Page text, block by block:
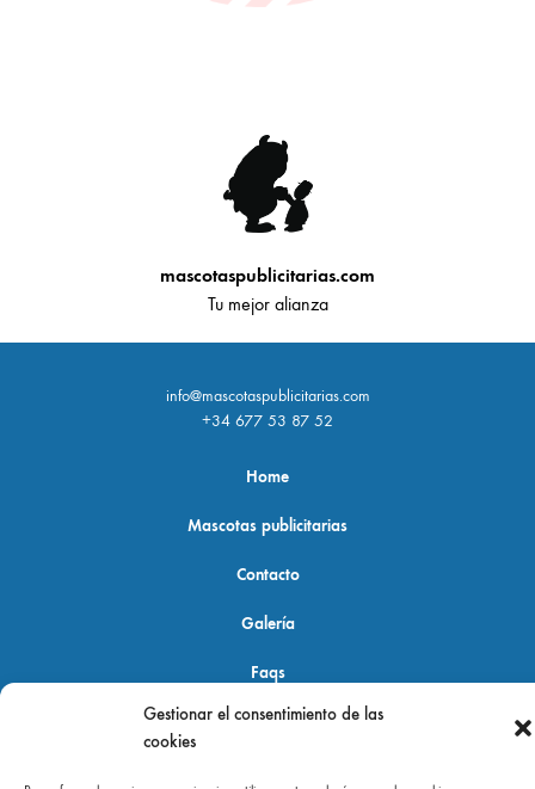
Gestionar el consentimiento de las
cookies
mascotaspublicitarias.com
Tu mejor alianza
info@mascotaspublicitarias.com
+34 677 53 87 52
Home
Mascotas publicitarias
Contacto
Galería
Faqs